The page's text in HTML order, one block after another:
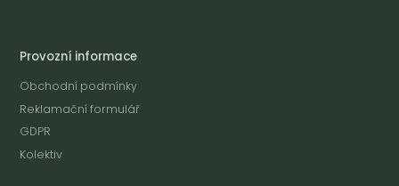
Provozní informace
Obchodní podmínky
Reklamační formulář
GDPR
Kolektiv